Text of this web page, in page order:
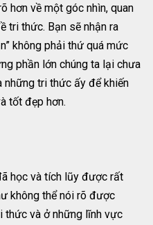
hơn về một góc nhìn, quan
tri thức. Bạn sẽ nhận ra
không phải thứ quá mức
phần lớn chúng ta lại chưa
những tri thức ấy để khiến
tốt đẹp hơn.
học và tích lũy được rất
không thể nói rõ được
thức và ở những lĩnh vực